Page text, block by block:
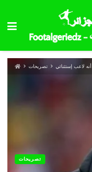
تصريحات
تصريحات